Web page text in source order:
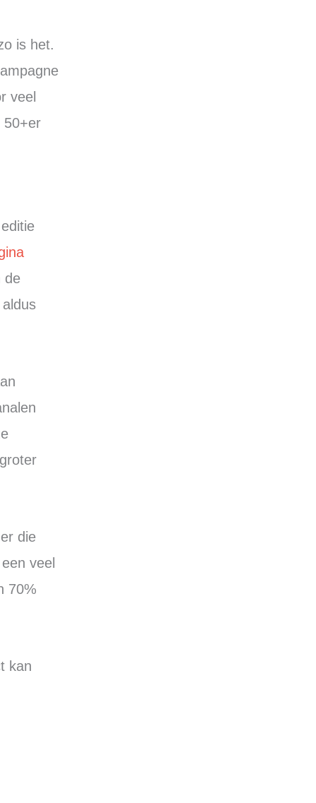
is het.
veel
50+er
de
die
veel
70%
kan